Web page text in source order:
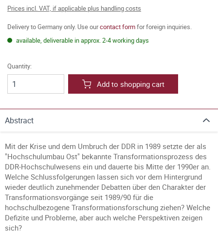
Prices incl. VAT, if applicable plus handling costs
Delivery to Germany only. Use ourcontact formfor foreign inquiries.
available, deliverable in approx. 2-4 working days
Quantity:
Add to shopping cart
Abstract
Mit der Krise und dem Umbruch der DDR in 1989 setzte der als
"Hochschulumbau Ost" bekannte Transformationsprozess des
DDR-Hochschulwesens ein und dauerte bis Mitte der 1990er an.
Welche Schlussfolgerungen lassen sich vor dem Hintergrund
wieder deutlich zunehmender Debatten über den Charakter der
Transformationsvorgänge seit 1989/90 für die
hochschulbezogene Transformationsforschung ziehen? Welche
Defizite und Probleme, aber auch welche Perspektiven zeigen
sich?